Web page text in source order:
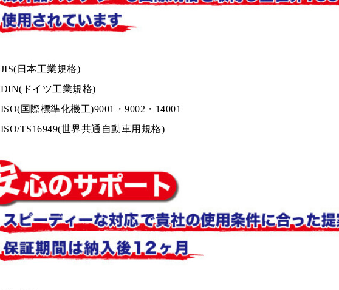
JIS(日本工業規格)
DIN(ドイツ工業規格)
ISO(国際標準化機工)9001・9002・14001
ISO/TS16949(世界共通自動車用規格)